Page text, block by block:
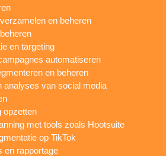
en beheren
en targeting
automatiseren
en beheren
analyses van social media
opzetten
met tools zoals Hootsuite
op TikTok
en rapportage